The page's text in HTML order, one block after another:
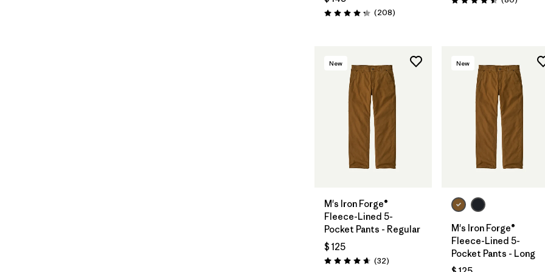
Valoración: 4.3 / 5
(208Comentarios
)
Valoración: 4.5 / 5
New
M's Iron Forge®
Fleece-Lined 5-
Pocket Pants - Regular
$ 125
Valoración: 4.7 / 5
(32Comentarios
)
New
M's Iron Forge®
Fleece-Lined 5-
Pocket Pants - Long